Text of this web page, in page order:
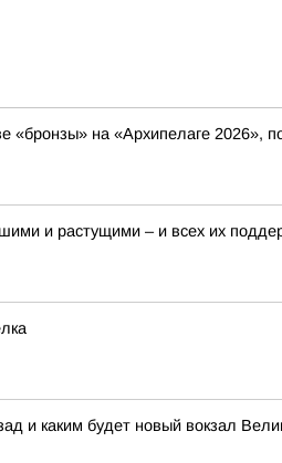
«бронзы» на «Архипелаге 2026»,
и растущими – и всех их
и каким будет новый вокзал